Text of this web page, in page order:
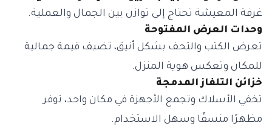
غرفة المعيشة تحتاج إلى توازن بين الجمال والعملية.
وحدات العرض المفتوحة
تعرض الكتب والتحف بشكل أنيق، تضيف قيمة جمالية
للمكان وتعكس هوية المنزل.
خزائن التلفاز المدمجة
تخفي الأسلاك وتجمع الأجهزة في مكان واحد، توفر
مظهرًا منسقًا وسهل الاستخدام.